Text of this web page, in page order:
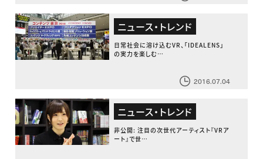
ニュース・トレンド
日常社会に溶け込むVR、「IDEALENS」
の実力を楽しむ…
2016.07.04
ニュース・トレンド
非公開: 注目の次世代アーティスト『VRア
ート』で世…